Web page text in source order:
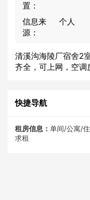
置：
信息来
源：
个人
清溪沟海陵厂宿舍2
齐全，可上网，空调
快捷导航
租房信息： 单间/公寓/
求租